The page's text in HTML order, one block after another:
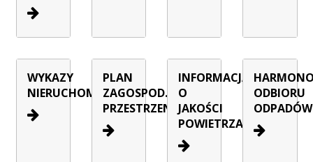
WYKAZY
NIERUCHOMOŚCI
PLAN
ZAGOSPOD.
PRZESTRZENNEGO
INFORMACJA
O
JAKOŚCI
POWIETRZA
ODBIORU
ODPADÓW